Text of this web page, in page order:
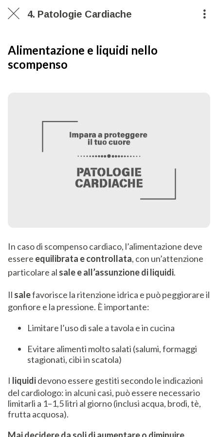
4. Patologie Cardiache
Alimentazione e liquidi nello
scompenso
In caso di scompenso cardiaco, l’alimentazione deve
essere equilibrata e controllata, con un’attenzione
particolare al sale e all’assunzione di liquidi.
Il salefavorisce la ritenzione idrica e può peggiorare il
gonfiore e la pressione. È importante:
Limitare l’uso di sale a tavola e in cucina
Evitare alimenti molto salati (salumi, formaggi
stagionati, cibi in scatola)
I liquididevono essere gestiti secondo le indicazioni
del cardiologo: in alcuni casi, può essere necessario
limitarli a 1–1,5 litri al giorno (inclusi acqua, brodi, tè,
frutta acquosa).